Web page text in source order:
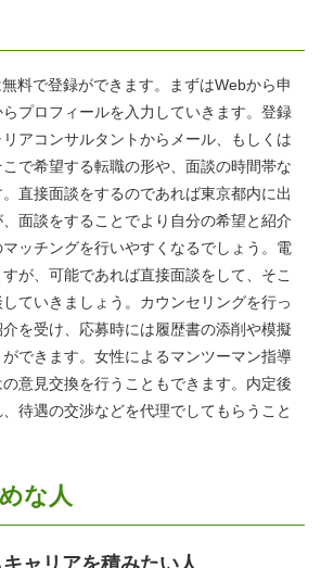
無料で登録ができます。まずはWebから申
プロフィールを入力していきます。登録
アコンサルタントからメール、もしくは
で希望する転職の形や、面談の時間帯な
直接面談をするのであれば東京都内に出
面談をすることでより自分の希望と紹介
ッチングを行いやすくなるでしょう。電
が、可能であれば直接面談をして、そこ
ていきましょう。カウンセリングを行っ
を受け、応募時には履歴書の添削や模擬
できます。女性によるマンツーマン指導
意見交換を行うこともできます。内定後
待遇の交渉などを代理でしてもらうこと
な人